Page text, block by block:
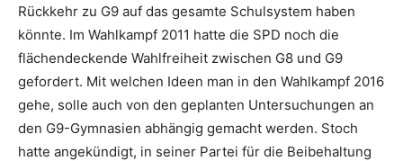
Rückkehr zu G9 auf das gesamte Schulsystem haben
könnte. Im Wahlkampf 2011 hatte die SPD noch die
flächendeckende Wahlfreiheit zwischen G8 und G9
gefordert. Mit welchen Ideen man in den Wahlkampf 2016
gehe, solle auch von den geplanten Untersuchungen an
den G9-Gymnasien abhängig gemacht werden. Stoch
hatte angekündigt, in seiner Partei für die Beibehaltung